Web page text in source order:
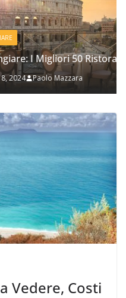
Ristoranti a Roma
Vedere, Costi